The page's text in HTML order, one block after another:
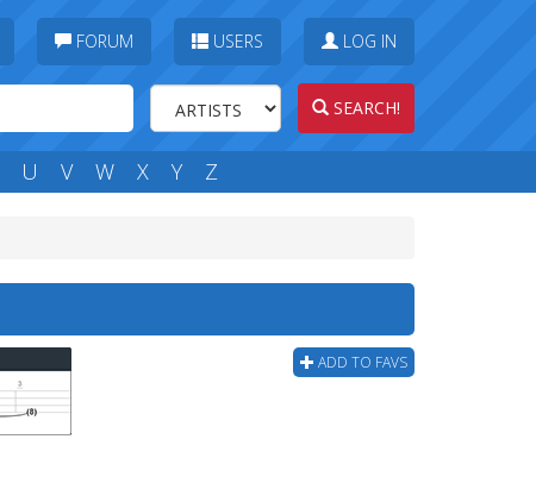
FORUM USERS LOG IN
SEARCH!
U V W X Y Z
ADD TO FAVS